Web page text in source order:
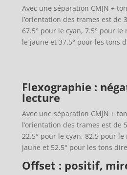
Avec une séparation CMJN +
l’orientation des trames est de
67.5° pour le cyan, 7.5° pour le
le jaune et 37.5° pour les tons
Flexographie :
lecture
Avec une séparation CMJN +
l’orientation des trames est de
22.5° pour le cyan, 82.5 pour
jaune et 52.5° pour les tons
Offset : positif,